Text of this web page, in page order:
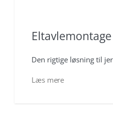
Eltavlemontage
Den rigtige løsning til
Læs mere